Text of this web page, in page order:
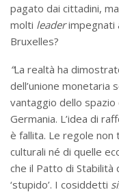
pagato dai cittadini,
molti leaderimpegnati
Bruxelles?
“La realtà ha
dell’unione monetaria
vantaggio dello
Germania. L’idea di
è fallita. Le regole
culturali né di quelle
che il Patto di Stabilità
‘stupido’. I cosiddetti